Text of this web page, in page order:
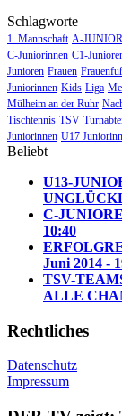
Schlagworte
1. Mannschaft A-
C-Juniorinnen C1-
Junioren Frauen
Juniorinnen Kids Liga
Mülheim an der Ruhr
Tischtennis TSV
Juniorinnen U17
Beliebt
U13-
C-
10:40
Juni 2014 -
TSV-
ALLE
Rechtliches
Datenschutz
Impressum